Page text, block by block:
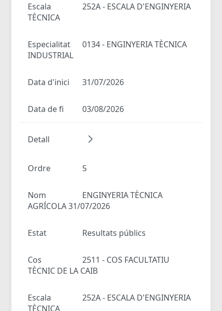
Escala
252A - ESCALA D'ENGINYERIA
TÈCNICA
Especialitat
0134 - ENGINYERIA TÈCNICA
INDUSTRIAL
Data d'inici 31/07/2026
Data de fi 03/08/2026
Detall
Ordre 5
Nom
ENGINYERIA TÈCNICA
AGRÍCOLA 31/07/2026
Estat Resultats públics
Cos
2511 - COS FACULTATIU
TÈCNIC DE LA CAIB
Escala
252A - ESCALA D'ENGINYERIA
TÈCNICA